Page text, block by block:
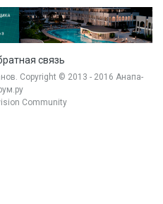
связь
. Copyright © 2013 - 2016 Анапа-
Community